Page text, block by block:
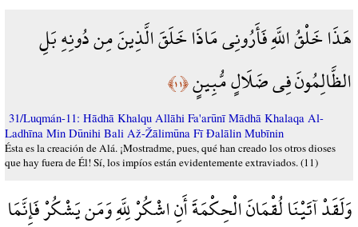
هَذَا خَلْقُ اللَّهِ فَأَرُونِي مَاذَا خَلَقَ الَّذِينَ مِن دُونِهِ بَلِ
الظَّالِمُونَ فِي ضَلَالٍ مُّبِينٍ﴿١١﴾
31/Luqmán-11: Hādhā Khalqu Allāhi Fa'arūnī Mādhā Khalaqa Al-
Ladhīna Min Dūnihi Bali Až-Žālimūna Fī Đalālin Mubīnin
Ésta es la creación de Alá. ¡Mostradme, pues, qué han creado los otros dioses
que hay fuera de Él! Sí, los impíos están evidentemente extraviados. (11)
وَلَقَدْ آتَيْنَا لُقْمَانَ الْحِكْمَةَ أَنِ اشْكُرْ لِلَّهِ وَمَن يَشْكُرْ فَإِنَّمَا